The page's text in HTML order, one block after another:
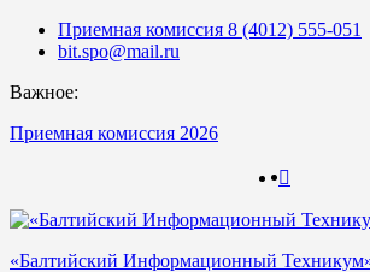
Skip
Приемная комиссия 8 (4012) 555-051
bit.spo@mail.ru
Важное:
Приемная комиссия 2026
«Балтийский Информационный